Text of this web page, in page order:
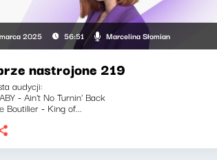
2025 56:51 Marcelina Słomian
nastrojone 219
audycji:
- Ain't No Turnin' Back
Boutilier - King of...